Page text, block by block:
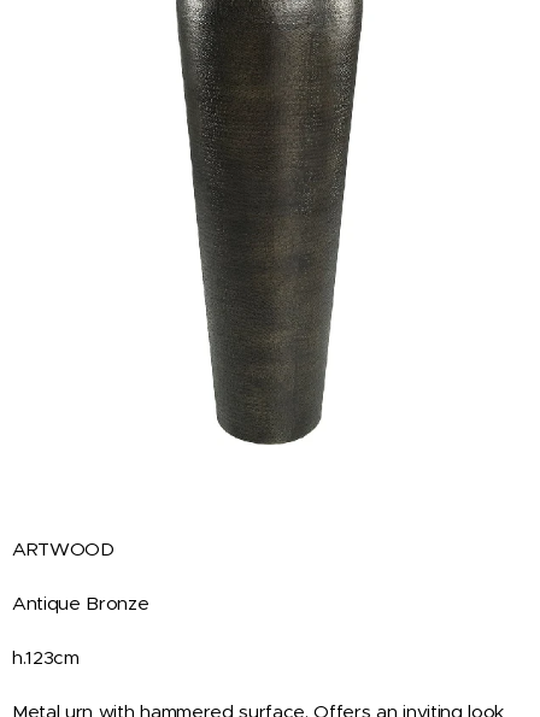
ARTWOOD
Antique Bronze
h.123cm
Metal urn with hammered surface. Offers an inviting look